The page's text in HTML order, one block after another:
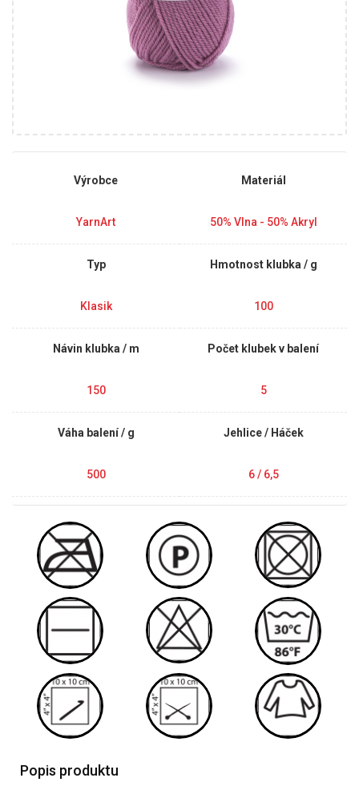
Výrobce
YarnArt
Materiál
50% Vlna - 50% Akryl
Typ
Klasik
Hmotnost klubka / g
100
Návin klubka / m
150
Počet klubek v balení
5
Váha balení / g
500
Jehlice / Háček
6 / 6,5
Popis produktu